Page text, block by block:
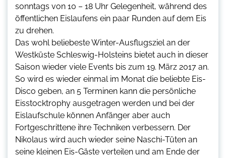
sonntags von 10 – 18 Uhr Gelegenheit, während des
öffentlichen Eislaufens ein paar Runden auf dem Eis
zu drehen.
Das wohl beliebeste Winter-Ausflugsziel an der
Westküste Schleswig-Holsteins bietet auch in dieser
Saison wieder viele Events bis zum 19. März 2017 an.
So wird es wieder einmal im Monat die beliebte Eis-
Disco geben, an 5 Terminen kann die persönliche
Eisstocktrophy ausgetragen werden und bei der
Eislaufschule können Anfänger aber auch
Fortgeschrittene ihre Techniken verbessern. Der
Nikolaus wird auch wieder seine Naschi-Tüten an
seine kleinen Eis-Gäste verteilen und am Ende der